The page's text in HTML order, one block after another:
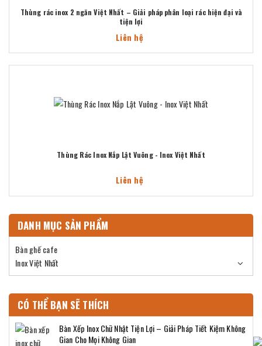
Thùng rác inox 2 ngăn Việt Nhất – Giải pháp phân loại rác hiện đại và
tiện lợi
Liên hệ
Thùng Rác Inox Nắp Lật Vuông - Inox Việt Nhất
Liên hệ
DANH MỤC SẢN PHẨM
Bàn ghế cafe
Inox Việt Nhất
CÓ THỂ BẠN SẼ THÍCH
Bàn Xếp Inox Chữ Nhật Tiện Lợi – Giải Pháp Tiết Kiệm Không
Gian Cho Mọi Không Gian